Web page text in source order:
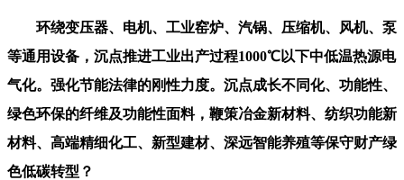
环绕变压器、电机、工业窑炉、汽锅、压缩机、风机、泵
等通用设备，沉点推进工业出产过程1000℃以下中低温热源电
气化。强化节能法律的刚性力度。沉点成长不同化、功能性、
绿色环保的纤维及功能性面料，鞭策冶金新材料、纺织功能新
材料、高端精细化工、新型建材、深远智能养殖等保守财产绿
色低碳转型？